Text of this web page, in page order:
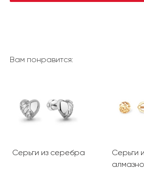
Вам понравится:
Серьги из серебра
Серьги